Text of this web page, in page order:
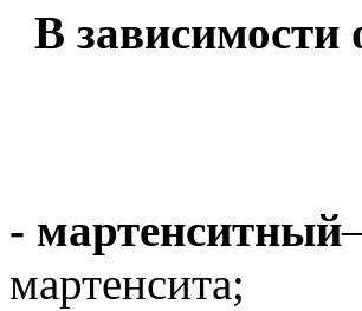
В зависимости
- мартенситный
мартенсита;